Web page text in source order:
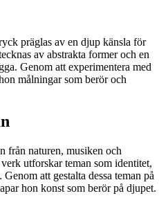
präglas av en djup känsla för
av abstrakta former och en
Genom att experimentera med
målningar som berör och
från naturen, musiken och
utforskar teman som identitet,
att gestalta dessa teman på
hon konst som berör på djupet.